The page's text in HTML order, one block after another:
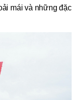
mái và những đặc